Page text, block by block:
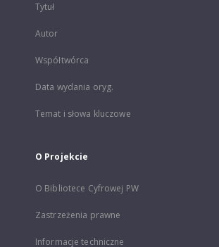
Tytuł
Autor
Współtwórca
Data wydania oryg.
Temat i słowa kluczowe
O Projekcie
O Bibliotece Cyfrowej PW
Zastrzeżenia prawne
Informacje techniczne